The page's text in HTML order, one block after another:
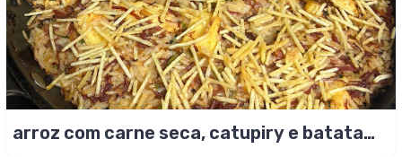
arroz com carne seca, catupiry e batata